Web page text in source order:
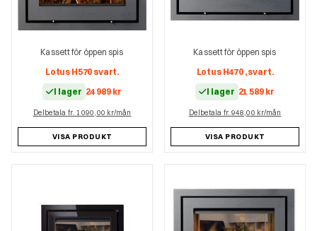
Kassett för öppen spis
Lotus H570 svart.
I lager 24 989 kr
Delbetala fr. 1 090,00 kr/mån
VISA PRODUKT
Kassett för öppen spis
Lotus H470 , svart.
I lager 21 589 kr
Delbetala fr. 948,00 kr/mån
VISA PRODUKT